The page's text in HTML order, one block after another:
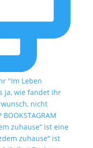
zuhause“ ist eine